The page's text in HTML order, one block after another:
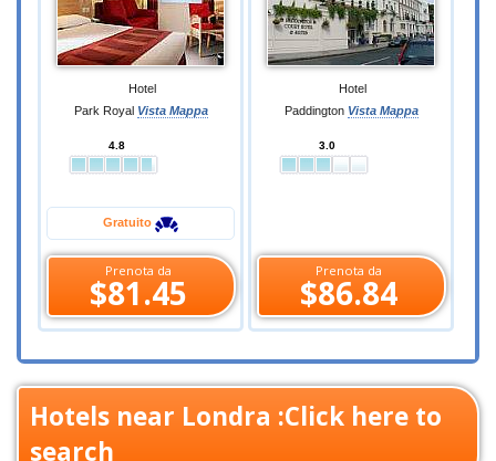
Hotel
Park Royal Vista Mappa
4.8
Gratuito
Prenota da
$81.45
Hotel
Paddington Vista Mappa
3.0
Prenota da
$86.84
Hotels near Londra :Click here to
search